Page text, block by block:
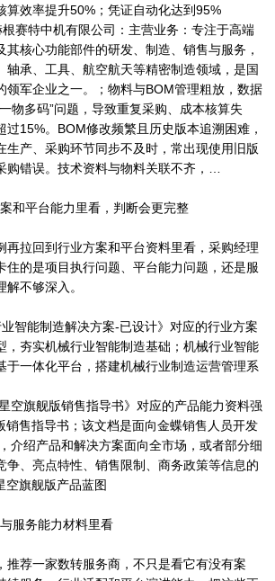
算效率提升50%；凭证自动化达到95%
赛特中机有限公司：主营业务：专注于高端
其核心功能部件的研发、制造、销售与服务，
轴承、工具、航空航天等精密制造领域，是国
领军企业之一。；物料与BOM管理粗放，数据
物多码”问题，导致重复采购、成本核算失
过15%。BOM修改频繁且历史版本追溯困难，
生产、采购环节同步不及时，常出现使用旧版
购错误。技术资料与物料关联不齐，…
和平台能力里看，判断会更完整
再拉回到行业方案和平台资料里看，采购经理
住的是项目执行问题、平台能力问题，还是服
不够深入。
智能制造解决方案-已设计》对应的行业方案
，夯实机械行业智能制造基础；机械行业智能
于一体化平台，搭建机械行业制造运营管理系
空旗舰版销售指导书》对应的产品能力资料强
销售指导书；该文档是面向金蝶销售人员开发
介绍产品和解决方案面向全市场，或者部分细
争、亮点特性、销售限制、商务政策等信息的
空旗舰版产品蓝图
服务能力材料里看
推荐一家数转服务商，不只是看它有没有案